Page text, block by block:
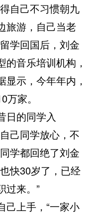
自己不习惯朝九
旅游，自己当老
学回国后，刘金
音乐培训机构，
示，今年年内，
家。
的同学入
己同学放心，不
学都回绝了刘金
快30岁了，已经
过来。”
上手，“一家小